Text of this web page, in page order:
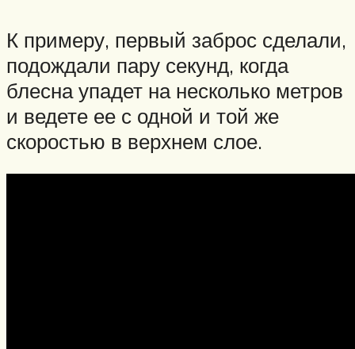
К примеру, первый заброс сделали,
подождали пару секунд, когда
блесна упадет на несколько метров
и ведете ее с одной и той же
скоростью в верхнем слое.